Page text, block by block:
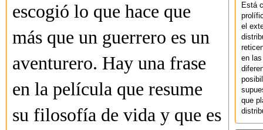
escogió lo que hace que
más que un guerrero es un
aventurero. Hay una frase
en la película que resume
su filosofía de vida y que es
Está
el
en
que